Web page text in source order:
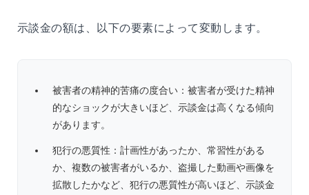
示談金の額は、以下の要素によって変動します。
被害者の精神的苦痛の度合い：被害者が受けた精神
的なショックが大きいほど、示談金は高くなる傾向
があります。
犯行の悪質性：計画性があったか、常習性がある
か、複数の被害者がいるか、盗撮した動画や画像を
拡散したかなど、犯行の悪質性が高いほど、示談金